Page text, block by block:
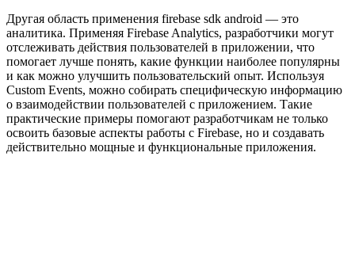
Другая область применения firebase sdk android — это
аналитика. Применяя Firebase Analytics, разработчики могут
отслеживать действия пользователей в приложении, что
помогает лучше понять, какие функции наиболее популярны
и как можно улучшить пользовательский опыт. Используя
Custom Events, можно собирать специфическую информацию
о взаимодействии пользователей с приложением. Такие
практические примеры помогают разработчикам не только
освоить базовые аспекты работы с Firebase, но и создавать
действительно мощные и функциональные приложения.